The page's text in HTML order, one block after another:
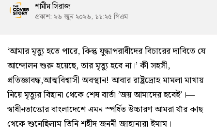
শামীম সিরাজ
প্রকাশ: ২৬ জুন ২০২৬, ১১:২৫ পিএম
‘আমার মৃত্যু হতে পারে, কিন্তু যুদ্ধাপরাধীদের বিচারের দাবিতে যে
আন্দোলন শুরু হয়েছে, তার মৃত্যু হবে না।’ কী সহসী,
প্রতিজ্ঞাবদ্ধ,আত্মবিশ্বাসী অবস্থান! আবার রাষ্ট্রদ্রোহ মামলা মাথায়
নিয়ে মৃত্যুর বিছানা থেকে শেষ বার্তা ’জয় আমাদের হবেই’।—
স্বাধীনতাত্তোর বাংলাদেশে এমন স্পর্ধিত উচ্চারণ আমরা যাঁর কাছ
থেকে শুনেছিলাম তিনি শহীদ জননী জাহানারা ইমাম।